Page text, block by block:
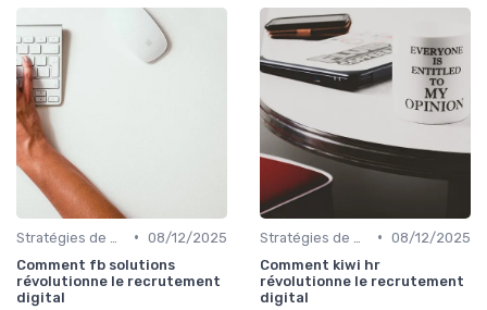
• 08/12/2025
Comment fb solutions
révolutionne le recrutement
digital
• 08/12/2025
Comment kiwi hr
révolutionne le recrutement
digital